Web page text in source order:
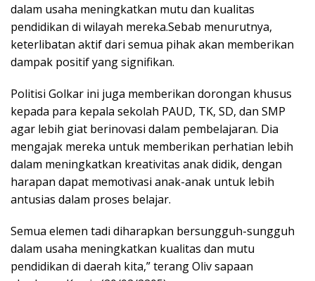
dalam usaha meningkatkan mutu dan kualitas
pendidikan di wilayah mereka.Sebab menurutnya,
keterlibatan aktif dari semua pihak akan memberikan
dampak positif yang signifikan.
Politisi Golkar ini juga memberikan dorongan khusus
kepada para kepala sekolah PAUD, TK, SD, dan SMP
agar lebih giat berinovasi dalam pembelajaran. Dia
mengajak mereka untuk memberikan perhatian lebih
dalam meningkatkan kreativitas anak didik, dengan
harapan dapat memotivasi anak-anak untuk lebih
antusias dalam proses belajar.
Semua elemen tadi diharapkan bersungguh-sungguh
dalam usaha meningkatkan kualitas dan mutu
pendidikan di daerah kita,” terang Oliv sapaan